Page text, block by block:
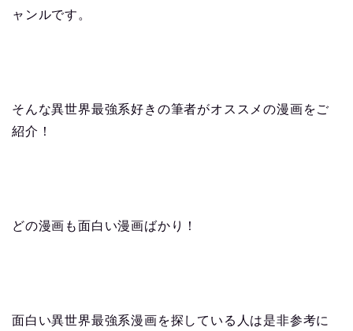
ャンルです。
そんな異世界最強系好きの筆者がオススメの漫画をご
紹介！
どの漫画も面白い漫画ばかり！
面白い異世界最強系漫画を探している人は是非参考に